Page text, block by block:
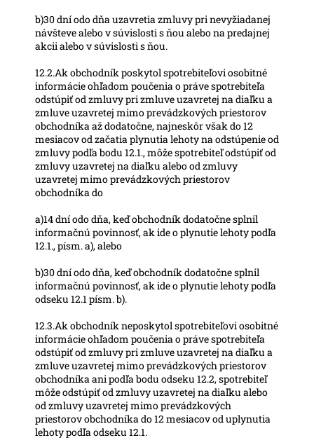
b)30 dní odo dňa uzavretia zmluvy pri nevyžiadanej
návšteve alebo v súvislosti s ňou alebo na predajnej
akcii alebo v súvislosti s ňou.
12.2.Ak obchodník poskytol spotrebiteľovi osobitné
informácie ohľadom poučenia o práve spotrebiteľa
odstúpiť od zmluvy pri zmluve uzavretej na diaľku a
zmluve uzavretej mimo prevádzkových priestorov
obchodníka až dodatočne, najneskôr však do 12
mesiacov od začatia plynutia lehoty na odstúpenie od
zmluvy podľa bodu 12.1., môže spotrebiteľ odstúpiť od
zmluvy uzavretej na diaľku alebo od zmluvy
uzavretej mimo prevádzkových priestorov
obchodníka do
a)14 dní odo dňa, keď obchodník dodatočne splnil
informačnú povinnosť, ak ide o plynutie lehoty podľa
12.1., písm. a), alebo
b)30 dní odo dňa, keď obchodník dodatočne splnil
informačnú povinnosť, ak ide o plynutie lehoty podľa
odseku 12.1 písm. b).
12.3.Ak obchodník neposkytol spotrebiteľovi osobitné
informácie ohľadom poučenia o práve spotrebiteľa
odstúpiť od zmluvy pri zmluve uzavretej na diaľku a
zmluve uzavretej mimo prevádzkových priestorov
obchodníka ani podľa bodu odseku 12.2, spotrebiteľ
môže odstúpiť od zmluvy uzavretej na diaľku alebo
od zmluvy uzavretej mimo prevádzkových
priestorov obchodníka do 12 mesiacov od uplynutia
lehoty podľa odseku 12.1.